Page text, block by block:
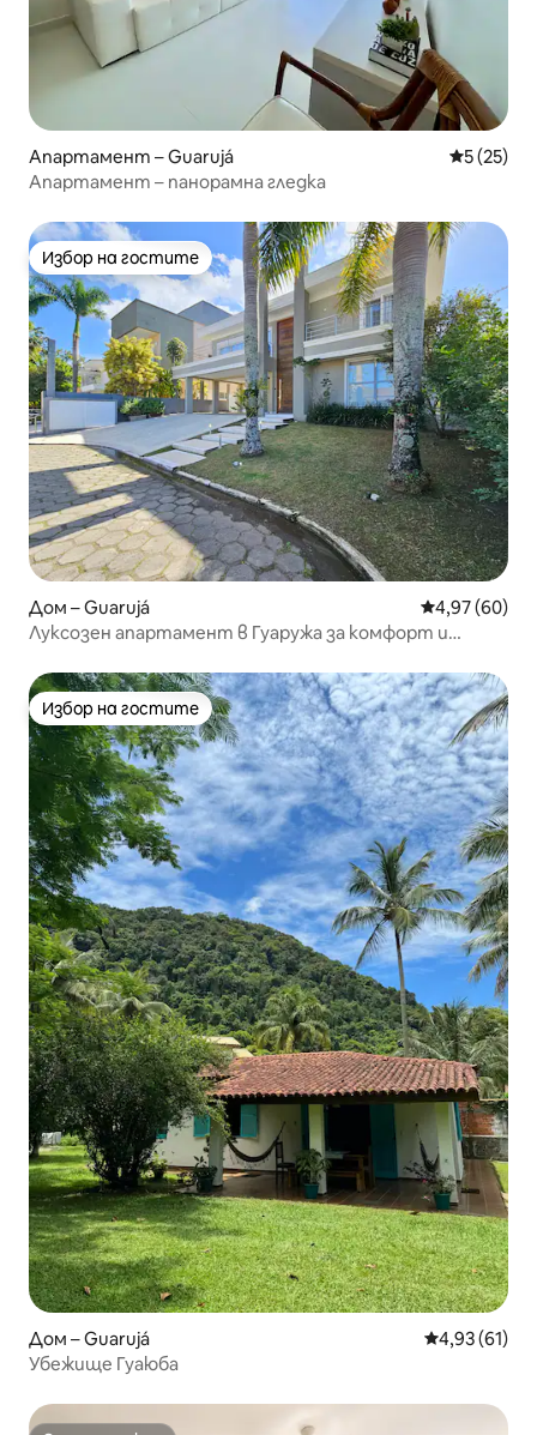
Апартамент – Guarujá Средна
5 (25)
Апартамент – панорамна гледка
Избор на гостите
Избор на гостите
Дом – Guarujá Средна
4,97 (60)
Луксозен апартамент в Гуаружа за комфорт и
Избор на гостите
Избор на гостите
Дом – Guarujá Средна
4,93 (61)
Убежище Гуаюба